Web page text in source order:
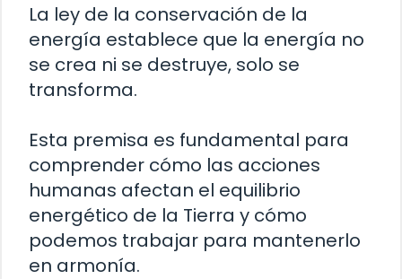
La ley de la conservación de la
energía establece que la energía no
se crea ni se destruye, solo se
transforma.
Esta premisa es fundamental para
comprender cómo las acciones
humanas afectan el equilibrio
energético de la Tierra y cómo
podemos trabajar para mantenerlo
en armonía.